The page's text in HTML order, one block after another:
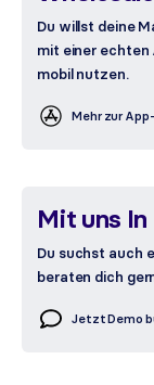
Du willst deine
mit einer echten
mobil nutzen.
Mehr zur
Mit uns
Du suchst auch
beraten dich
Jetzt Demo